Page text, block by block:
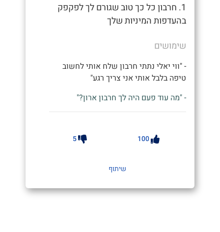
1. חרבון כל כך טוב שגורם לך לפקפק
בהעדפות המיניות שלך
שימושים
- "ווי יאלי נתתי חרבון שלח אותי לחשוב
טיפה בלבל אותי אני צריך רגע"
- "מה עוד פעם היה לך חרבון ארון?"
100
5
שיתוף